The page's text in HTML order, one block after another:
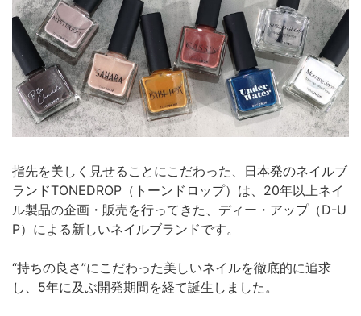
指先を美しく見せることにこだわった、日本発のネイルブ
ランドTONEDROP（トーンドロップ）は、20年以上ネイ
ル製品の企画・販売を行ってきた、ディー・アップ（D-U
P）による新しいネイルブランドです。
“持ちの良さ”にこだわった美しいネイルを徹底的に追求
し、5年に及ぶ開発期間を経て誕生しました。